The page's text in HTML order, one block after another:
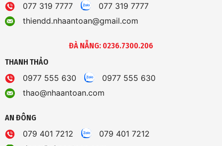
077 319 7777
077 319 7777
thiendd.nhaantoan@gmail.com
ĐÀ NẴNG: 0236.7300.206
THANH THẢO
0977 555 630
0977 555 630
thao@nhaantoan.com
AN ĐÔNG
079 401 7212
079 401 7212